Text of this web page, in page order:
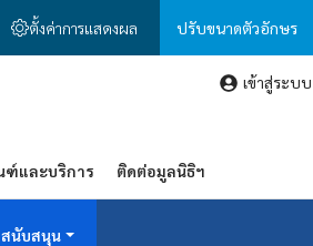
ตั้งค่าการแสดงผล ปรับขนาดตัวอักษร
และบริการ ติดต่อมูลนิธิฯ
เข้าสู่ระบบ
สนับสนุน